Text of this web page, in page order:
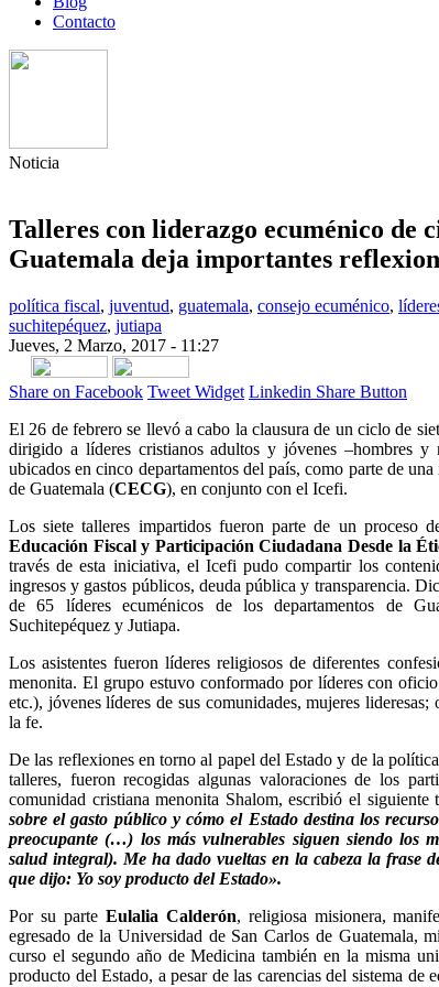
Contacto
Noticia
Talleres con liderazgo ecuménico de
Guatemala deja importantes
política fiscal, juventud, guatemala, consejo ecuménico,
suchitepéquez, jutiapa
Jueves, 2 Marzo, 2017 - 11:27
Share on Facebook Tweet Widget Linkedin Share Button
El 26 de febrero se llevó a cabo la clausura de un ciclo de
dirigido a líderes cristianos adultos y jóvenes –hombres y
ubicados en cinco departamentos del país, como parte de
de Guatemala (CECG), en conjunto con el Icefi.
Los siete talleres impartidos fueron parte de un proceso
Educación Fiscal y Participación Ciudadana Desde la
través de esta iniciativa, el Icefi pudo compartir los
ingresos y gastos públicos, deuda pública y transparencia.
de 65 líderes ecuménicos de los departamentos de
Suchitepéquez y Jutiapa.
Los asistentes fueron líderes religiosos de diferentes
menonita. El grupo estuvo conformado por líderes con
etc.), jóvenes líderes de sus comunidades, mujeres
la fe.
De las reflexiones en torno al papel del Estado y de la
talleres, fueron recogidas algunas valoraciones de los
comunidad cristiana menonita Shalom, escribió el siguiente
sobre el gasto público y cómo el Estado destina los
preocupante (…) los más vulnerables siguen siendo los
salud integral). Me ha dado vueltas en la cabeza la frase
que dijo: Yo soy producto del Estado».
Por su parteEulalia Calderón, religiosa misionera,
egresado de la Universidad de San Carlos de Guatemala,
curso el segundo año de Medicina también en la misma
producto del Estado, a pesar de las carencias del sistema de